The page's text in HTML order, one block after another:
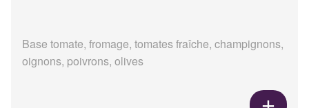
Base tomate, fromage, tomates fraîche, champignons,
oignons, poivrons, olives